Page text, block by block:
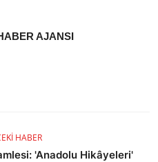
AJANSI
HABER
'Anadolu Hikâyeleri'